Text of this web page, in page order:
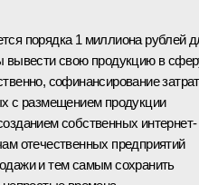
порядка 1 миллиона рублей
вывести свою продукцию в
софинансирование затрат
с размещением продукции
собственных интернет-
отечественных предприятий
и тем самым сохранить